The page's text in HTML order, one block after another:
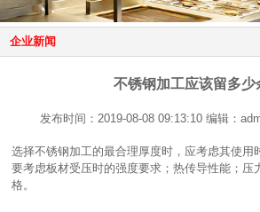
企业新闻
不锈钢加工应该留多少
发布时间：2019-08-08 09:13:10 编辑：
选择不锈钢加工的最合理厚度时，应考虑其使用
要考虑板材受压时的强度要求；热传导性能；压
格。